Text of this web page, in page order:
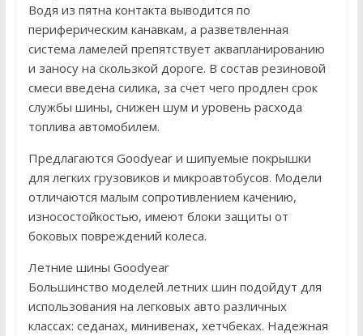
Водя из пятна контакта выводится по
периферическим канавкам, а разветвленная
система ламелей препятствует аквапланированию
и заносу на скользкой дороге. В состав резиновой
смеси введена силика, за счет чего продлен срок
службы шины, снижен шум и уровень расхода
топлива автомобилем.
Предлагаются Goodyear и шипуемые покрышки
для легких грузовиков и микроавтобусов. Модели
отличаются малым сопротивлением качению,
износостойкостью, имеют блоки защиты от
боковых повреждений колеса.
Летние шины Goodyear
Большинство моделей летних шин подойдут для
использования на легковых авто различных
классах: седанах, минивенах, хетчбеках. Надежная